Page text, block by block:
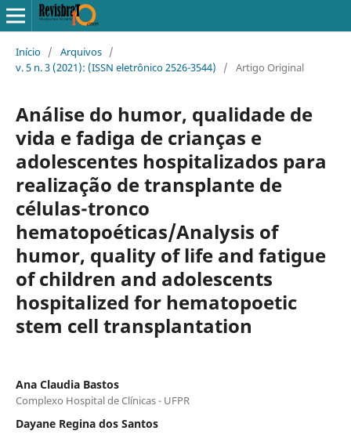
Início / Arquivos /
v. 5 n. 3 (2021): (ISSN eletrônico 2526-3544)
/ Artigo Original
Análise do humor, qualidade de
vida e fadiga de crianças e
adolescentes hospitalizados para
realização de transplante de
células-tronco
hematopoéticas/Analysis of
humor, quality of life and fatigue
of children and adolescents
hospitalized for hematopoetic
stem cell transplantation
Ana Claudia Bastos
Complexo Hospital de Clínicas - UFPR
Dayane Regina dos Santos